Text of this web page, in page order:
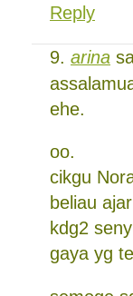
Reply
arina
ehe.
oo.
cikgu
beliau
kdg2
gaya yg